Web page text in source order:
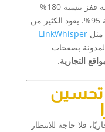
بنية شراء مباشرة. عدد الزيارات العضوية قفز بنسبة 180%
مما أدى إلى ارتفاع معدل الطلبات بنسبة 95%. يعود الكثير من
مثل LinkWhisper
بصفحات
التجارية.
تحسين
فلا حاجة للانتظار